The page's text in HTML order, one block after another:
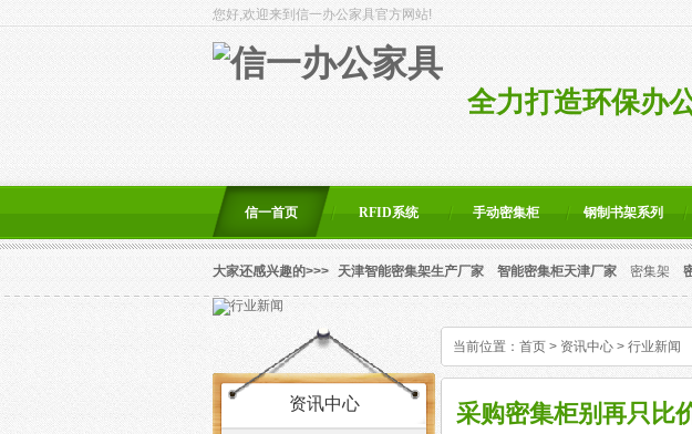
您好,欢迎来到信一办公家具官方网站!
全力打造环保办
信一首页 RFID系统 手动密集柜 钢制书架系列
大家还感兴趣的>>> 天津智能密集架生产厂家 智能密集柜天津厂家 密集架
资讯中心
当前位置： 首页 > 资讯中心 > 行业新闻
采购密集柜别再只比